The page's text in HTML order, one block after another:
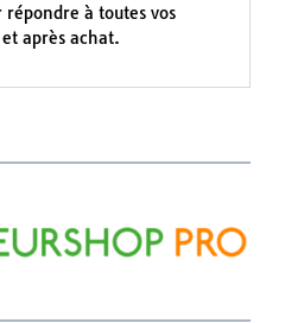
répondre à toutes vos
après achat.